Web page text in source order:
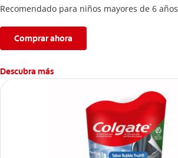
Recomendado para niños mayores de 6 años
Comprar ahora
Descubra más